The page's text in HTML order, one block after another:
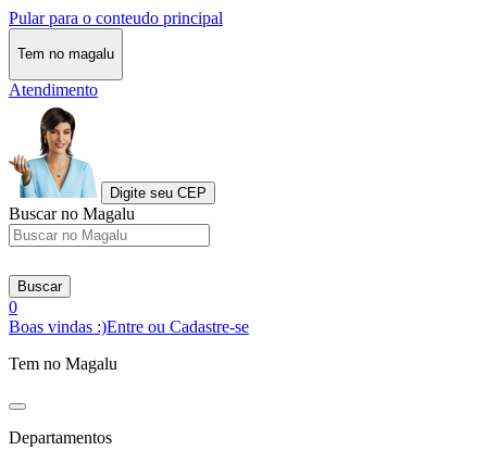
Pular para o conteudo principal
Tem no magalu
Atendimento
Digite seu CEP
Buscar no Magalu
Buscar
0
Boas vindas :)Entre ou Cadastre-se
Tem no Magalu
Departamentos